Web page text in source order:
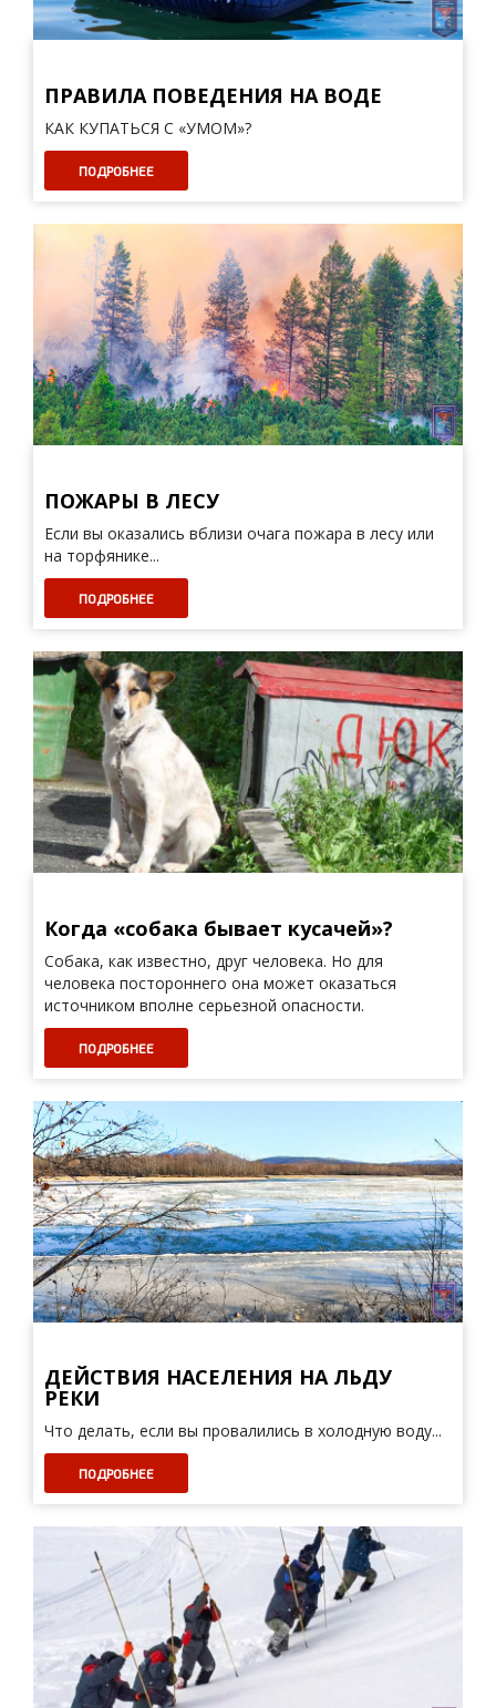
ПРАВИЛА ПОВЕДЕНИЯ НА ВОДЕ
КАК КУПАТЬСЯ С «УМОМ»?
ПОДРОБНЕЕ
ПОЖАРЫ В ЛЕСУ
Если вы оказались вблизи очага пожара в лесу или
на торфянике...
ПОДРОБНЕЕ
Когда «собака бывает кусачей»?
Собака, как известно, друг человека. Но для
человека посто­роннего она может оказаться
источником вполне серьезной опасности.
ПОДРОБНЕЕ
ДЕЙСТВИЯ НАСЕЛЕНИЯ НА ЛЬДУ
РЕКИ
Что делать, если вы провалились в холодную воду...
ПОДРОБНЕЕ